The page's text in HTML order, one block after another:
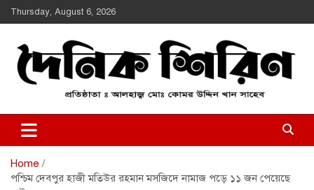
Skip
to
Thursday, August 6, 2026
Daily Shirin
Home
পশ্চিম দেবপুর হাজী মতিউর রহমান মসজিদে নামাজ পড়ে ১১ জন পেয়েছে